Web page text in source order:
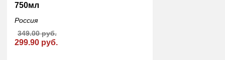
750мл
Россия
299.90 руб.
349.00 руб.